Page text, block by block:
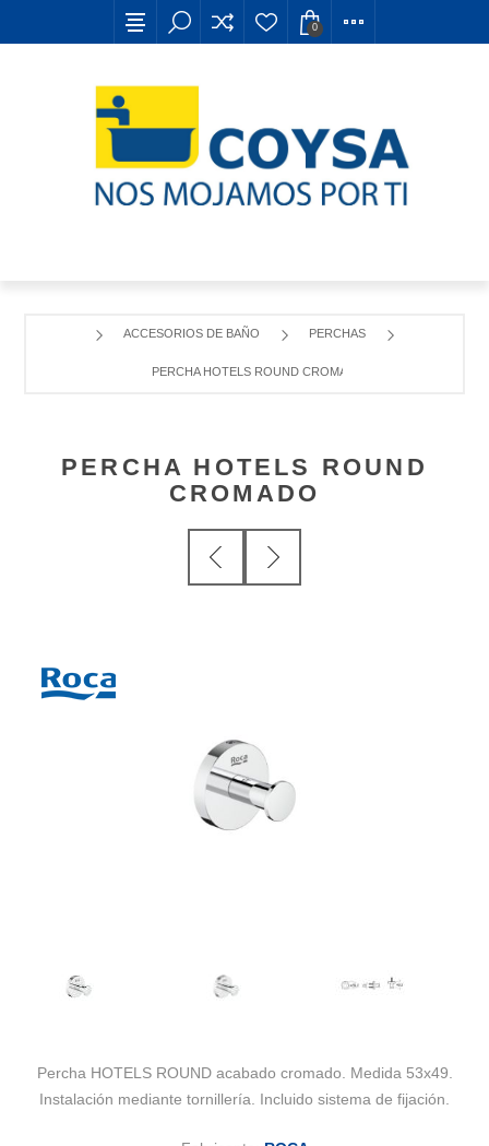
0
ACCESORIOS DE BAÑO PERCHAS
PERCHA HOTELS ROUND CROMADO
PERCHA HOTELS ROUND
CROMADO
Percha HOTELS ROUND acabado cromado. Medida 53x49.
Instalación mediante tornillería. Incluido sistema de fijación.